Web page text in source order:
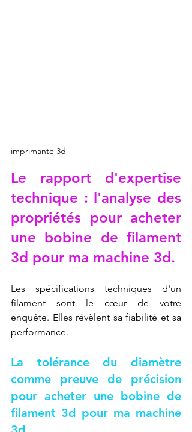
imprimante 3d
Le rapport d'expertise
technique : l'analyse des
propriétés pour acheter
une bobine de filament
3d pour ma machine 3d.
Les spécifications techniques d'un
filament sont le cœur de votre
enquête. Elles révèlent sa fiabilité et sa
performance.
La tolérance du diamètre
comme preuve de précision
pour acheter une bobine de
filament 3d pour ma machine